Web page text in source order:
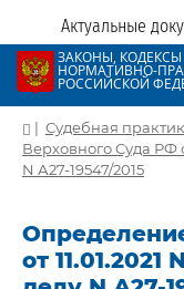
Актуальные
ЗАКОНЫ, КОДЕКСЫ
НОРМАТИВНО-
РОССИЙСКОЙ
| Судебная
Верховного Суда РФ
N А27-19547/2015
от